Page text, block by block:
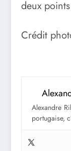
deux
Crédit
Alexandre
portugaise,